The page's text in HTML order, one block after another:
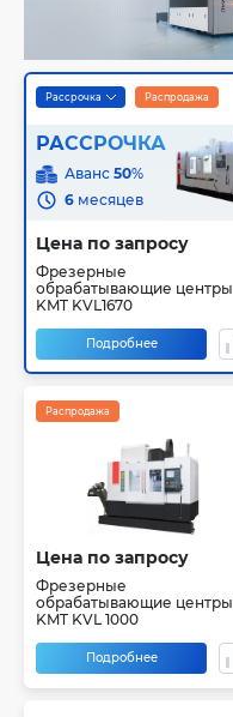
Рассрочка Распродажа
РАССРОЧКА
Аванс 50%
6 месяцев
Цена по запросу
Фрезерные
обрабатывающие центры
KMT KVL1670
Подробнее
Распродажа
Цена по запросу
Фрезерные
обрабатывающие центры
KMT KVL 1000
Подробнее